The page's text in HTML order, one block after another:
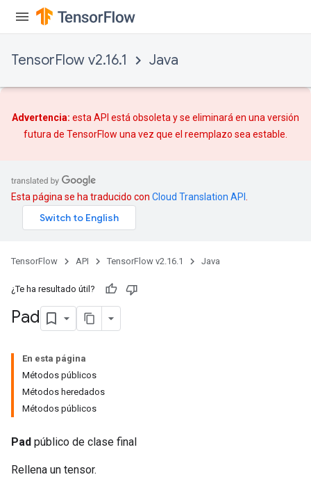
TensorFlow v2.16.1 Java
Advertencia: esta API está obsoleta y se eliminará en una versión
futura de TensorFlow una vez que el reemplazo sea estable.
Esta página se ha traducido con Cloud Translation API
TensorFlow API TensorFlow v2.16.1 Java
¿Te ha resultado útil?
Pad
En esta página
Métodos públicos
Métodos heredados
Métodos públicos
Pad público de clase final
Rellena un tensor.